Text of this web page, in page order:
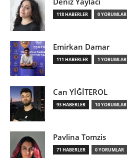
118 HABERLER 0 YORUMLAR
Emirkan Damar
111 HABERLER 1 YORUMLAR
Can YİĞİTEROL
93 HABERLER 10 YORUMLAR
Pavlina Tomzis
71 HABERLER 0 YORUMLAR